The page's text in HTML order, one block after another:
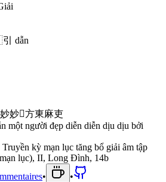
dẫn
妙妙𪽝方東麻吏
một người đẹp diễn diễn dịu dịu bởi
kỳ mạn lục tăng bổ giải âm tập
lục), II, Long Đình, 14b
•
•